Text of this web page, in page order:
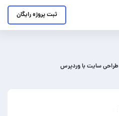
ثبت پروژه رایگان
طراحی سایت با وردپرس